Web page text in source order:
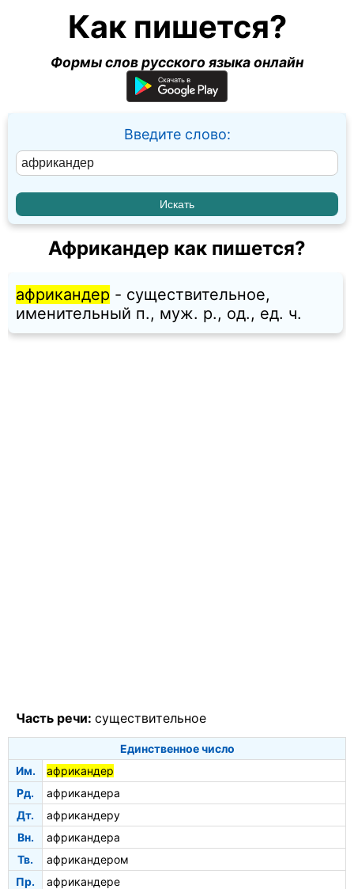
Как пишется?
Формы слов русского языка онлайн
Введите слово:
Африкандер как пишется?
африкандер - существительное,
именительный п., муж. p., од., ед. ч.
Часть речи: существительное
Единственное число
Им.
африкандер
Рд.
африкандера
Дт.
африкандеру
Вн.
африкандера
Тв.
африкандером
Пр.
африкандере